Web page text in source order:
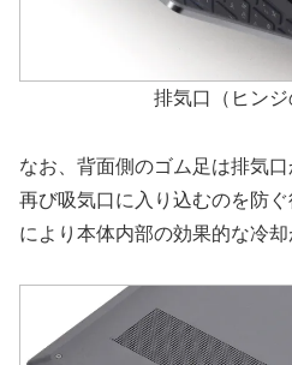
排気口（ヒンジ
なお、背面側のゴム足は排気
再び吸気口に入り込むのを防
により本体内部の効果的な冷却